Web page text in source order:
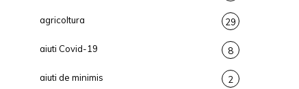
agricoltura 29
aiuti Covid-19 8
aiuti de minimis 2